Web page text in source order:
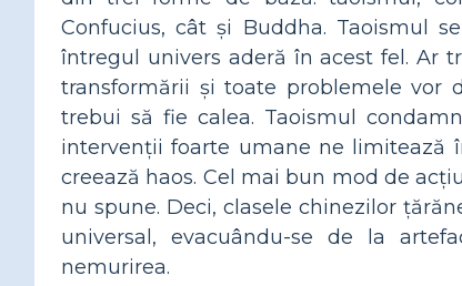
Confucius, cât și Buddha. Taoismul
întregul univers aderă în acest fel. Ar
transformării și toate problemele vor
trebui să fie calea. Taoismul
intervenții foarte umane ne limitează
creează haos. Cel mai bun mod de
nu spune. Deci, clasele chinezilor
universal, evacuându-se de la
nemurirea.